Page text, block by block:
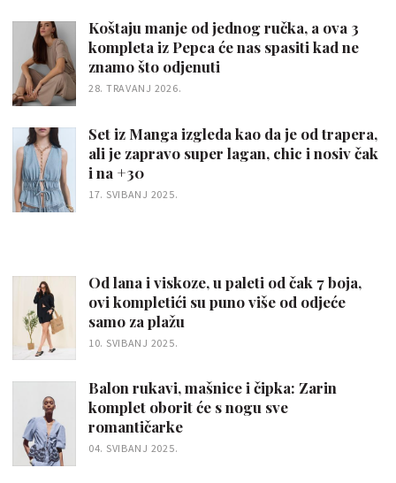
Koštaju manje od jednog ručka, a ova 3
kompleta iz Pepca će nas spasiti kad ne
znamo što odjenuti
28. TRAVANJ 2026.
Set iz Manga izgleda kao da je od trapera,
ali je zapravo super lagan, chic i nosiv čak
i na +30
17. SVIBANJ 2025.
Od lana i viskoze, u paleti od čak 7 boja,
ovi kompletići su puno više od odjeće
samo za plažu
10. SVIBANJ 2025.
Balon rukavi, mašnice i čipka: Zarin
komplet oborit će s nogu sve
romantičarke
04. SVIBANJ 2025.